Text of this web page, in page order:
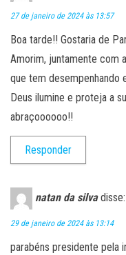
27 de janeiro de 2024 às 13:57
Boa tarde!! Gostaria de
Amorim, juntamente com
que tem desempenhando
Deus ilumine e proteja a
abraçoooooo!!
Responder
natan da silva disse:
29 de janeiro de 2024 às 13:14
parabéns presidente pela